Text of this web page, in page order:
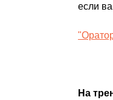
если
На